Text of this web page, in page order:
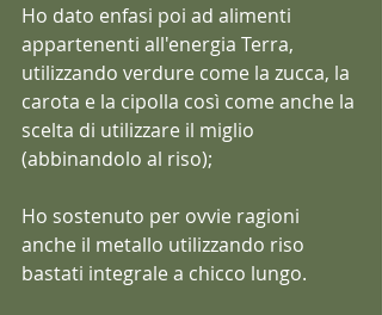
Ho dato enfasi poi ad alimenti
appartenenti all'energia Terra,
utilizzando verdure come la zucca, la
carota e la cipolla così come anche la
scelta di utilizzare il miglio
(abbinandolo al riso);
Ho sostenuto per ovvie ragioni
anche il metallo utilizzando riso
bastati integrale a chicco lungo.